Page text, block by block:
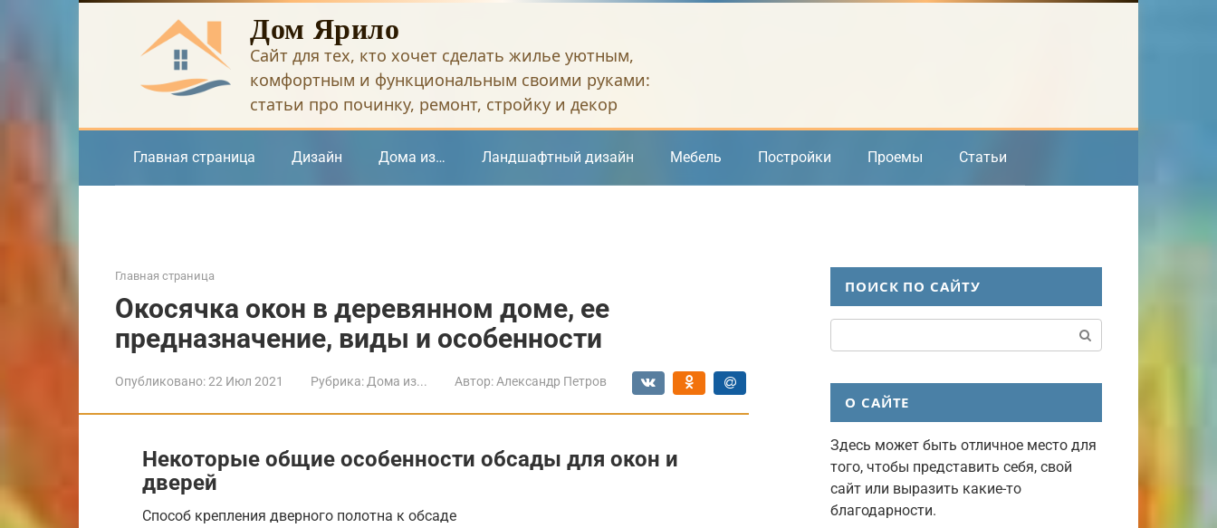
Дом Ярило
Сайт для тех, кто хочет сделать жилье уютным,
комфортным и функциональным своими руками:
статьи про починку, ремонт, стройку и декор
Главная страница Дизайн Дома из… Ландшафтный дизайн Мебель Постройки Проемы Статьи
Главная страница
Окосячка окон в деревянном доме, ее
предназначение, виды и особенности
Опубликовано:22 Июл 2021 Рубрика: Дома из... Автор: Александр Петров
Некоторые общие особенности обсады для окон и
дверей
Способ крепления дверного полотна к обсаде
ПОИСК ПО САЙТУ
О САЙТЕ
Здесь может быть отличное место для
того, чтобы представить себя, свой
сайт или выразить какие-то
благодарности.